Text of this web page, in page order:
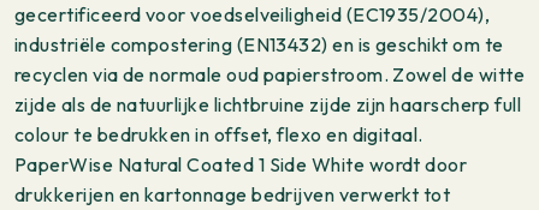
gecertificeerd voor voedselveiligheid (EC1935/2004),
industriële compostering (EN13432) en is geschikt om te
recyclen via de normale oud papierstroom. Zowel de witte
zijde als de natuurlijke lichtbruine zijde zijn haarscherp full
colour te bedrukken in offset, flexo en digitaal.
PaperWise Natural Coated 1 Side White wordt door
drukkerijen en kartonnage bedrijven verwerkt tot